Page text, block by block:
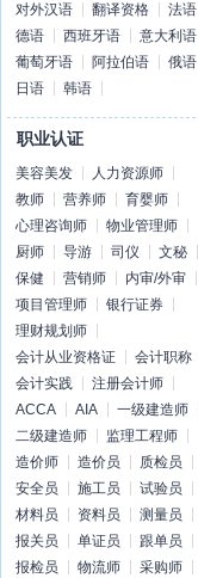
对外汉语
翻译资格
法语
德语
西班牙语
意大利语
葡萄牙语
阿拉伯语
俄语
日语
韩语
职业认证
美容美发
人力资源师
教师
营养师
育婴师
心理咨询师
物业管理师
厨师
导游 司仪
文秘
保健
营销师
内审/外审
项目管理师
银行证券
理财规划师
会计从业资格证
会计职称
会计实践
注册会计师
ACCA
AIA
一级建造师
二级建造师
监理工程师
造价师
造价员
质检员
安全员
施工员
试验员
材料员
资料员
测量员
报关员
单证员
跟单员
报检员
物流师 采购师